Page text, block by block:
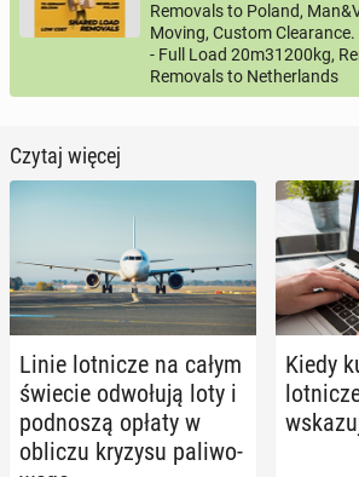
Removals to Poland,
Moving, Custom
- Full Load 20m31200kg,
Removals to Netherlands
Czytaj więcej
Linie lot­ni­cze na całym
świecie od­wo­łu­ją loty i
pod­no­szą opłaty w
obliczu kryzysu pa­li­wo­
Kiedy